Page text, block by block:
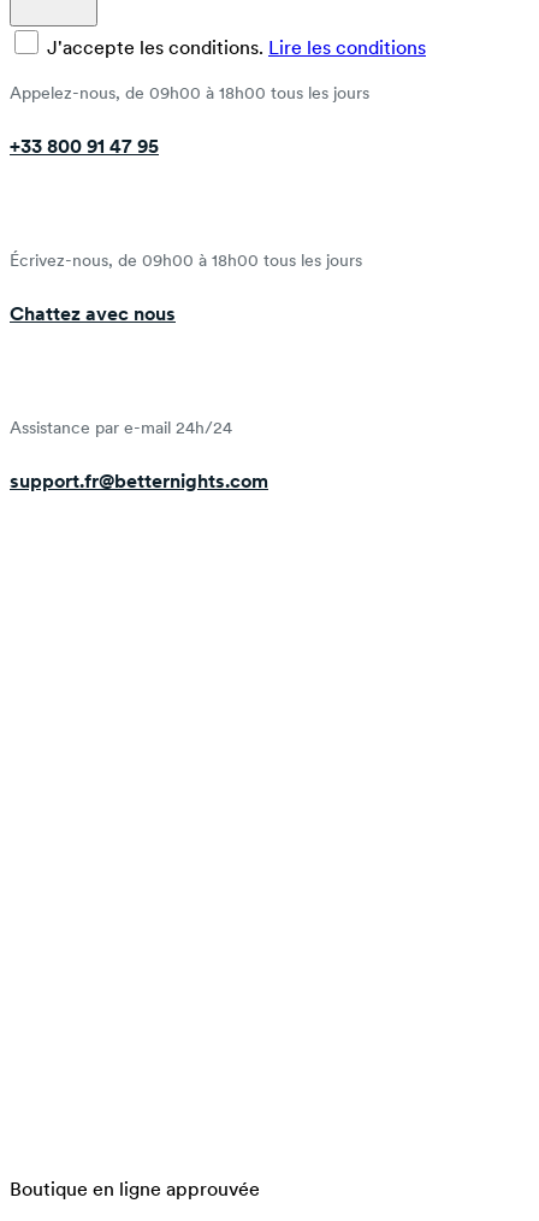
J'accepte les conditions. Lire les conditions
Appelez-nous, de 09h00 à 18h00 tous les jours
+33 800 91 47 95
Écrivez-nous, de 09h00 à 18h00 tous les jours
Chattez avec nous
Assistance par e-mail 24h/24
support.fr@betternights.com
Boutique en ligne approuvée